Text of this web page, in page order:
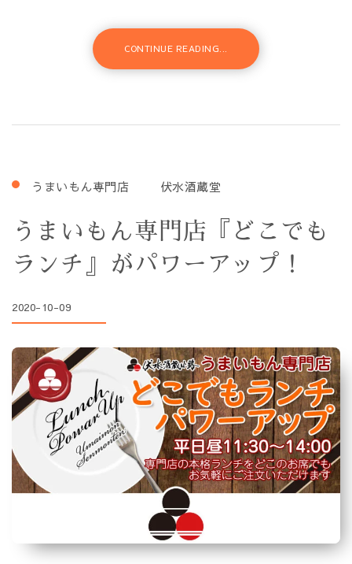
CONTINUE READING...
うまいもん専門店 伏水酒蔵堂
うまいもん専門店『どこでも
ランチ』がパワーアップ！
2020-10-09